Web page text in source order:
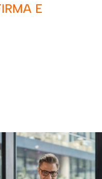
E